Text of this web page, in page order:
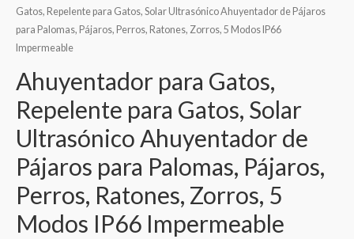
Gatos, Repelente para Gatos, Solar Ultrasónico Ahuyentador de Pájaros
para Palomas, Pájaros, Perros, Ratones, Zorros, 5 Modos IP66
Impermeable
Ahuyentador para Gatos,
Repelente para Gatos, Solar
Ultrasónico Ahuyentador de
Pájaros para Palomas, Pájaros,
Perros, Ratones, Zorros, 5
Modos IP66 Impermeable